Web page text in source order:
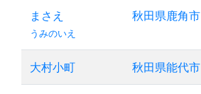
まさえ
うみのいえ
秋田県鹿角市
大村小町 秋田県能代市